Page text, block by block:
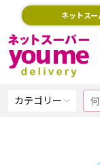
ネットスー
カテゴリー